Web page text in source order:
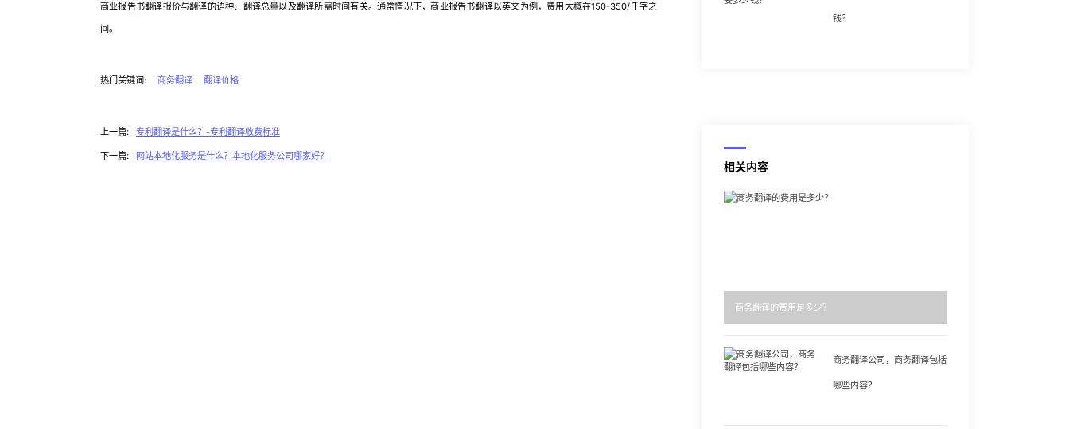
商业报告书翻译报价与翻译的语种、翻译总量以及翻译所需时间有关。通常情况下，商业报告书翻译以英文为例，费用大概在150-350/千字之
间。
热门关键词: 商务翻译 翻译价格
上一篇: 专利翻译是什么？-专利翻译收费标准
下一篇: 网站本地化服务是什么？本地化服务公司哪家好？
钱？
相关内容
商务翻译的费用是多少？
商务翻译公司，商务翻译包括
哪些内容？